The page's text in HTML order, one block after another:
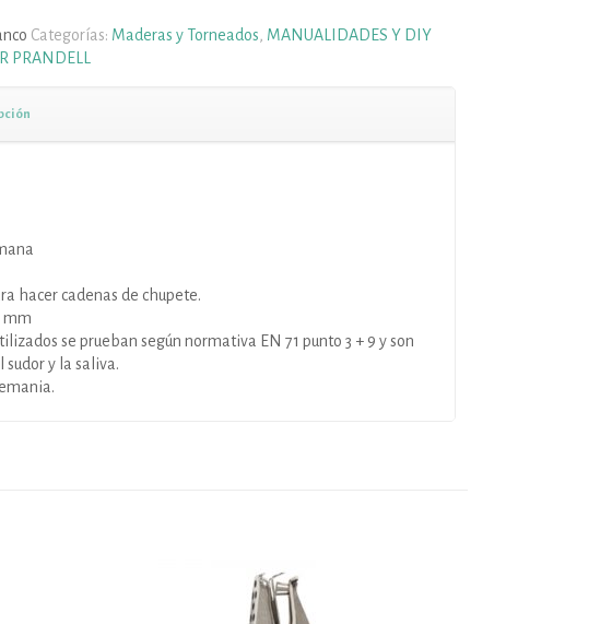
Categorías: Maderas y Torneados MANUALIDADES Y DIY
PRANDELL
hacer cadenas de chupete.
mm
se prueban según normativa EN 71 punto 3 + 9 y son
sudor y la saliva.